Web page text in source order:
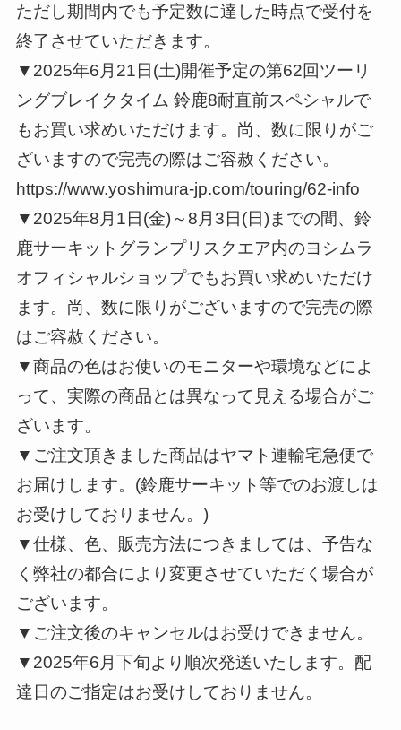
ただし期間内でも予定数に達した時点で受付を
終了させていただきます。
▼2025年6月21日(土)開催予定の第62回ツーリ
ングブレイクタイム 鈴鹿8耐直前スペシャルで
もお買い求めいただけます。尚、数に限りがご
ざいますので完売の際はご容赦ください。
https://www.yoshimura-jp.com/touring/62-info
▼2025年8月1日(金)～8月3日(日)までの間、鈴
鹿サーキットグランプリスクエア内のヨシムラ
オフィシャルショップでもお買い求めいただけ
ます。尚、数に限りがございますので完売の際
はご容赦ください。
▼商品の色はお使いのモニターや環境などによ
って、実際の商品とは異なって見える場合がご
ざいます。
▼ご注文頂きました商品はヤマト運輸宅急便で
お届けします。(鈴鹿サーキット等でのお渡しは
お受けしておりません。)
▼仕様、色、販売方法につきましては、予告な
く弊社の都合により変更させていただく場合が
ございます。
▼ご注文後のキャンセルはお受けできません。
▼2025年6月下旬より順次発送いたします。配
達日のご指定はお受けしておりません。